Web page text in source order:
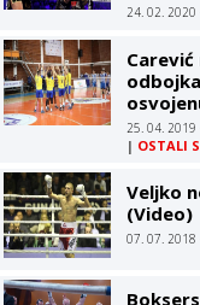
24. 02. 2020
25. 04. 2019
| OSTALI
Veljko
(Video)
07. 07. 2018